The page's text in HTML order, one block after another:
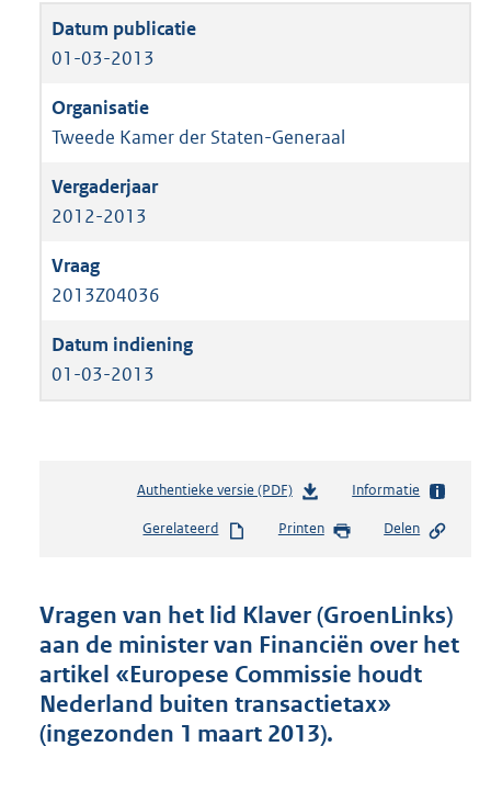
01-03-2013
Tweede Kamer der Staten-Generaal
2012-2013
2013Z04036
01-03-2013
Authentieke versie (PDF)b
s
d
s
g
r
o
Informatie
Gerelateerd Printen Delen
Vragen van het lid Klaver (GroenLinks)
aan de minister van Financiën over het
artikel «Europese Commissie houdt
Nederland buiten transactietax»
(ingezonden 1 maart 2013).